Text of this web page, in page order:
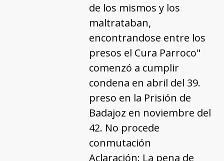
de los mismos y los
maltrataban,
encontrandose entre los
presos el Cura Parroco"
comenzó a cumplir
condena en abril del 39.
preso en la Prisión de
Badajoz en noviembre del
42. No procede
conmutación
Aclaración: La pena de